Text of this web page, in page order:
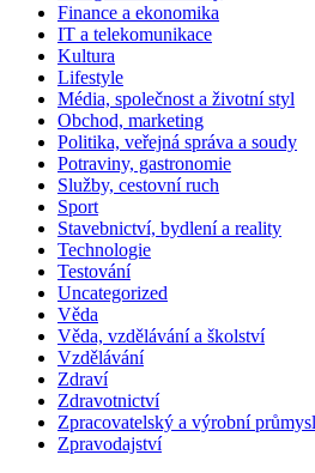
Finance a ekonomika
IT a telekomunikace
Kultura
Lifestyle
Média, společnost a životní styl
Obchod, marketing
Politika, veřejná správa a soudy
Potraviny, gastronomie
Služby, cestovní ruch
Sport
Stavebnictví, bydlení a reality
Technologie
Testování
Uncategorized
Věda
Věda, vzdělávání a školství
Vzdělávání
Zdraví
Zdravotnictví
Zpracovatelský a výrobní průmysl
Zpravodajství